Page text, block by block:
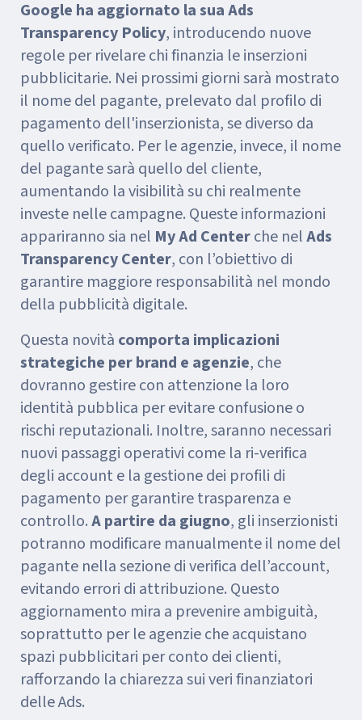
Google ha aggiornato la sua Ads
Transparency Policy, introducendo nuove
regole per rivelare chi finanzia le inserzioni
pubblicitarie. Nei prossimi giorni sarà mostrato
il nome del pagante, prelevato dal profilo di
pagamento dell'inserzionista, se diverso da
quello verificato. Per le agenzie, invece, il nome
del pagante sarà quello del cliente,
aumentando la visibilità su chi realmente
investe nelle campagne. Queste informazioni
appariranno sia nel My Ad Centerche nelAds
Transparency Center, con l’obiettivo di
garantire maggiore responsabilità nel mondo
della pubblicità digitale.
Questa novità comporta implicazioni
strategiche per brand e agenzie, che
dovranno gestire con attenzione la loro
identità pubblica per evitare confusione o
rischi reputazionali. Inoltre, saranno necessari
nuovi passaggi operativi come la ri-verifica
degli account e la gestione dei profili di
pagamento per garantire trasparenza e
controllo.A partire da giugno, gli inserzionisti
potranno modificare manualmente il nome del
pagante nella sezione di verifica dell’account,
evitando errori di attribuzione. Questo
aggiornamento mira a prevenire ambiguità,
soprattutto per le agenzie che acquistano
spazi pubblicitari per conto dei clienti,
rafforzando la chiarezza sui veri finanziatori
delle Ads.